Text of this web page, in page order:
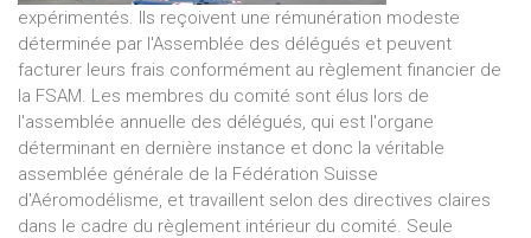
expérimentés. Ils reçoivent une rémunération modeste
déterminée par l'Assemblée des délégués et peuvent
facturer leurs frais conformément au règlement financier de
la FSAM. Les membres du comité sont élus lors de
l'assemblée annuelle des délégués, qui est l'organe
déterminant en dernière instance et donc la véritable
assemblée générale de la Fédération Suisse
d'Aéromodélisme, et travaillent selon des directives claires
dans le cadre du règlement intérieur du comité. Seule